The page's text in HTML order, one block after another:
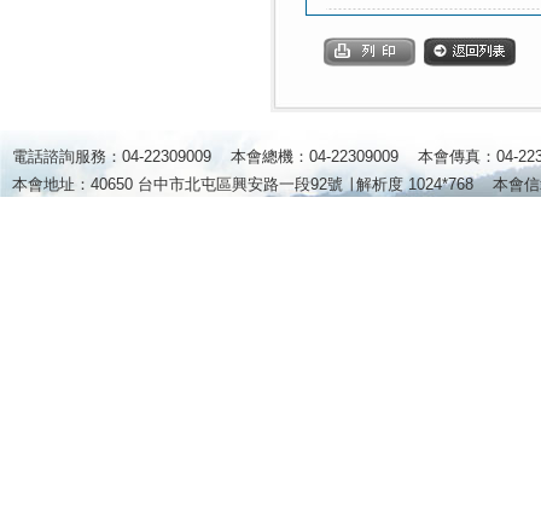
電話諮詢服務：04-22309009 本會總機：04-22309009 本會傳真：04-
本會地址：40650 台中市北屯區興安路一段92號 ∣解析度 1024*768本會信